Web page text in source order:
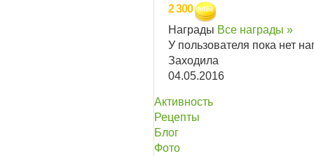
2 300
Награды Все награды »
У пользователя пока нет
Заходила
04.05.2016
Активность
Рецепты
Блог
Фото